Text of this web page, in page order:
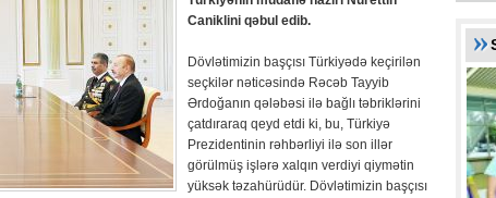
Caniklini qəbul edib.
Dövlətimizin başçısı Türkiyədə keçirilən
seçkilər nəticəsində Rəcəb Tayyib
Ərdoğanın qələbəsi ilə bağlı təbriklərini
çatdıraraq qeyd etdi ki, bu, Türkiyə
Prezidentinin rəhbərliyi ilə son illər
görülmüş işlərə xalqın verdiyi qiymətin
yüksək təzahürüdür. Dövlətimizin başçısı